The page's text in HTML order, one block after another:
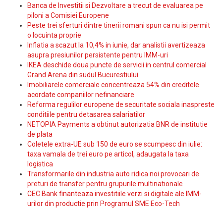
Banca de Investitii si Dezvoltare a trecut de evaluarea pe
piloni a Comisiei Europene
Peste trei sferturi dintre tinerii romani spun ca nu isi permit
o locuinta proprie
Inflatia a scazut la 10,4% in iunie, dar analistii avertizeaza
asupra presiunilor persistente pentru IMM-uri
IKEA deschide doua puncte de servicii in centrul comercial
Grand Arena din sudul Bucurestiului
Imobiliarele comerciale concentreaza 54% din creditele
acordate companiilor nefinanciare
Reforma regulilor europene de securitate sociala inaspreste
conditiile pentru detasarea salariatilor
NETOPIA Payments a obtinut autorizatia BNR de institutie
de plata
Coletele extra-UE sub 150 de euro se scumpesc din iulie:
taxa vamala de trei euro pe articol, adaugata la taxa
logistica
Transformarile din industria auto ridica noi provocari de
preturi de transfer pentru grupurile multinationale
CEC Bank finanteaza investitiile verzi si digitale ale IMM-
urilor din productie prin Programul SME Eco-Tech